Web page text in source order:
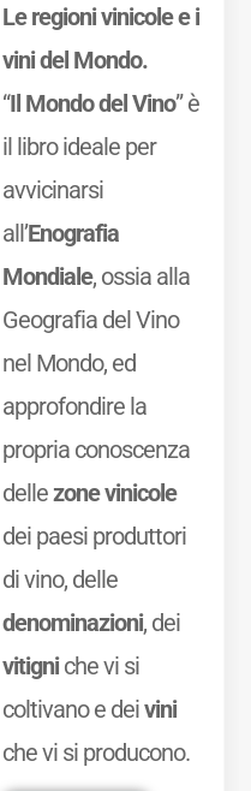
Le regioni vinicole e i
vini del Mondo.
“Il Mondo del Vino” è
il libro ideale per
avvicinarsi
all’Enografia
Mondiale, ossia alla
Geografia del Vino
nel Mondo, ed
approfondire la
propria conoscenza
dellezone vinicole
dei paesi produttori
di vino, delle
denominazioni, dei
vitigniche vi si
coltivano e deivini
che vi si producono.